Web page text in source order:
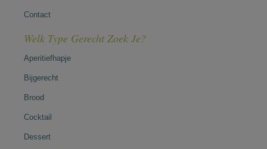
Contact
Welk Type Gerecht Zoek Je?
Aperitiefhapje
Bijgerecht
Brood
Cocktail
Dessert